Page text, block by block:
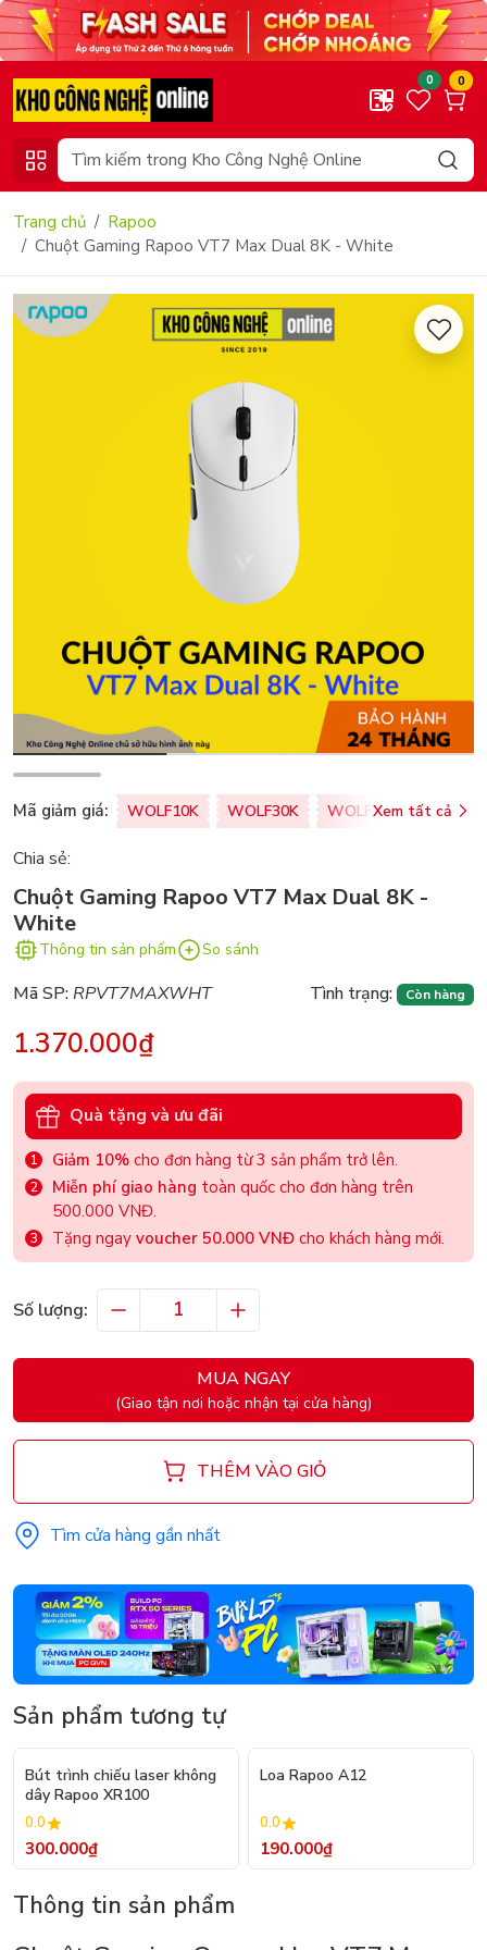
0 0
Trang chủ
Rapoo
Chuột Gaming Rapoo VT7 Max Dual 8K - White
Mã giảm giá: WOLF10K WOLF30K WOLF50KXem tất cả
Chia sẻ:
Chuột Gaming Rapoo VT7 Max Dual 8K -
White
Thông tin sản phẩm So sánh
Mã SP:RPVT7MAXWHT Tình trạng: Còn hàng
1.370.000₫
Quà tặng và ưu đãi
Giảm 10% cho đơn hàng từ 3 sản phẩm trở lên.
Miễn phí giao hàng toàn quốc cho đơn hàng trên
500.000 VNĐ.
Tặng ngay voucher 50.000 VNĐ cho khách hàng mới.
Số lượng:
MUA NGAY
(Giao tận nơi hoặc nhận tại cửa hàng)
THÊM VÀO GIỎ
Tìm cửa hàng gần nhất
Sản phẩm tương tự
Bút trình chiếu laser không
dây Rapoo XR100
0.0
300.000₫
Loa Rapoo A12
0.0
190.000₫
Thông tin sản phẩm